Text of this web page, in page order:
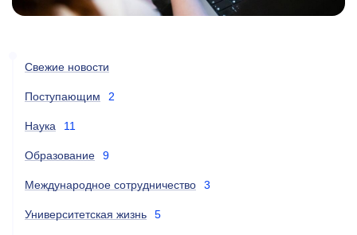
Свежие новости
Поступающим 2
Наука 11
Образование 9
Международное сотрудничество 3
Университетская жизнь 5